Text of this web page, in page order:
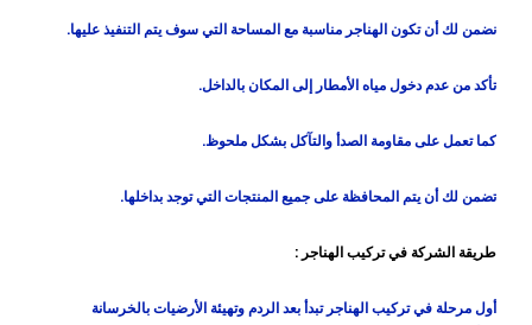
نضمن لك أن تكون الهناجر مناسبة مع المساحة التي سوف يتم التنفيذ عليها.
تأكد من عدم دخول مياه الأمطار إلى المكان بالداخل.
كما تعمل على مقاومة الصدأ والتآكل بشكل ملحوظ.
تضمن لك أن يتم المحافظة على جميع المنتجات التي توجد بداخلها.
طريقة الشركة في تركيب الهناجر :
أول مرحلة في تركيب الهناجر تبدأ بعد الردم وتهيئة الأرضيات بالخرسانة